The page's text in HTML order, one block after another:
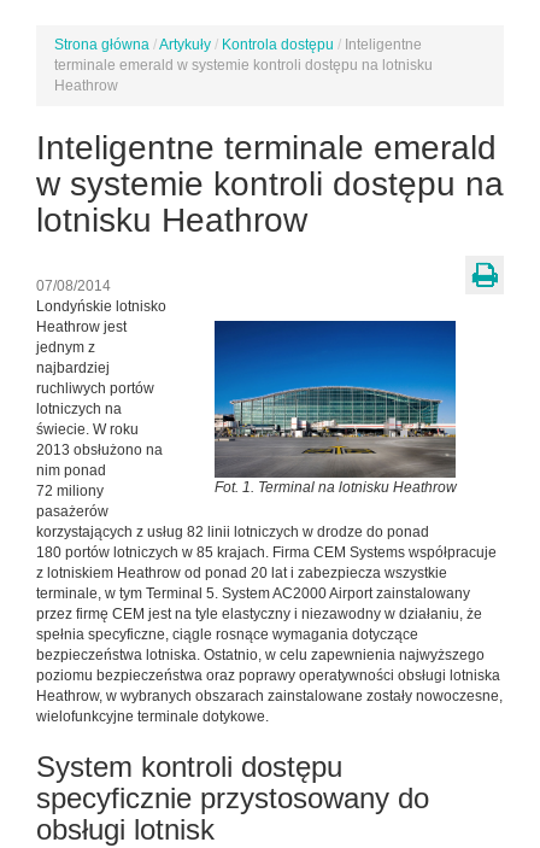
Jesteś
tutaj
Strona główna /Artykuły / Kontrola dostępu / Inteligentne
terminale emerald w systemie kontroli dostępu na lotnisku
Heathrow
Inteligentne terminale emerald
w systemie kontroli dostępu na
lotnisku Heathrow
07/08/2014
Fot. 1. Terminal na lotnisku Heathrow
Londyńskie lotnisko
Heathrow jest
jednym z
najbardziej
ruchliwych portów
lotniczych na
świecie. W roku
2013 obsłużono na
nim ponad
72 miliony
pasażerów
korzystających z usług 82 linii lotniczych w drodze do ponad
180 portów lotniczych w 85 krajach. Firma CEM Systems współpracuje
z lotniskiem Heathrow od ponad 20 lat i zabezpiecza wszystkie
terminale, w tym Terminal 5. System AC2000 Airport zainstalowany
przez firmę CEM jest na tyle elastyczny i niezawodny w działaniu, że
spełnia specyficzne, ciągle rosnące wymagania dotyczące
bezpieczeństwa lotniska. Ostatnio, w celu zapewnienia najwyższego
poziomu bezpieczeństwa oraz poprawy operatywności obsługi lotniska
Heathrow, w wybranych obszarach zainstalowane zostały nowoczesne,
wielofunkcyjne terminale dotykowe.
System kontroli dostępu
specyficznie przystosowany do
obsługi lotnisk